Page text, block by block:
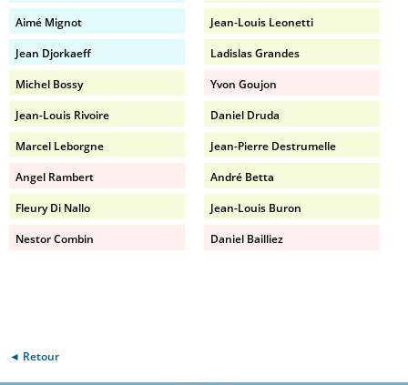
Aimé Mignot
Jean Djorkaeff
Michel Bossy
Jean-Louis Rivoire
Marcel Leborgne
Angel Rambert
Fleury Di Nallo
Nestor Combin
Jean-Louis Leonetti
Ladislas Grandes
Yvon Goujon
Daniel Druda
Jean-Pierre Destrumelle
André Betta
Jean-Louis Buron
Daniel Bailliez
◄ Retour